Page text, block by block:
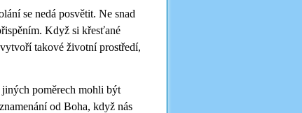
se nedá posvětit. Ne snad
Když si křesťané
takové životní prostředí,
poměrech mohli být
od Boha, když nás